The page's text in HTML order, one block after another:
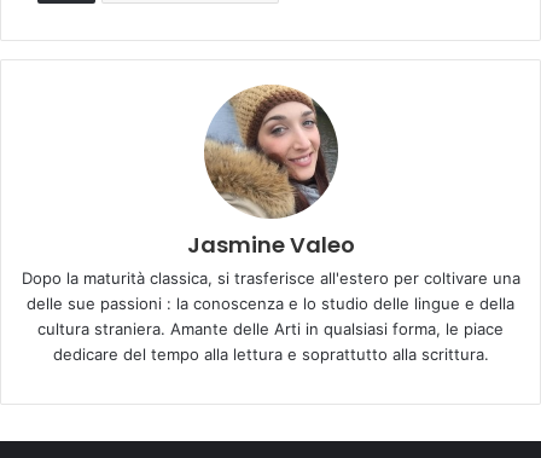
Jasmine Valeo
Dopo la maturità classica, si trasferisce all'estero per coltivare una
delle sue passioni : la conoscenza e lo studio delle lingue e della
cultura straniera. Amante delle Arti in qualsiasi forma, le piace
dedicare del tempo alla lettura e soprattutto alla scrittura.